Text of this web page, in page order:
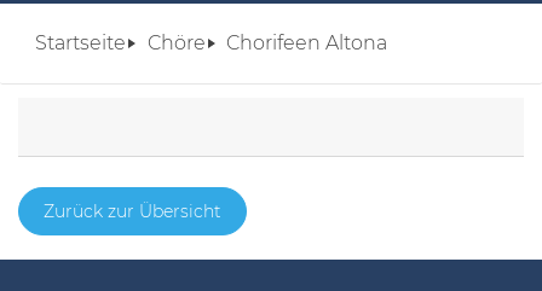
Startseite Chöre Chorifeen Altona
Zurück zur Übersicht